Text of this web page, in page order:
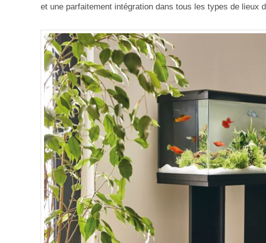
et une parfaitement intégration dans tous les types de lieux